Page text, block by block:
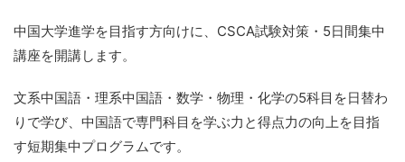
中国大学進学を目指す方向けに、CSCA試験対策・5日間集中
講座を開講します。
文系中国語・理系中国語・数学・物理・化学の5科目を日替わ
りで学び、中国語で専門科目を学ぶ力と得点力の向上を目指
す短期集中プログラムです。